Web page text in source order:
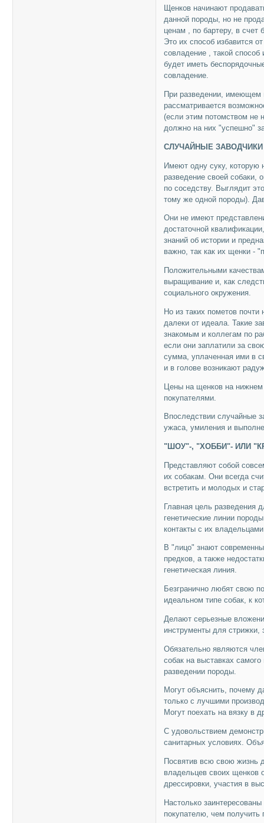
Щенков начинают
данной породы, но не
ценам , по бартеру, в
Это их способ избавится
совладение , такой
будет иметь
совладение.
При разведении, имеющем
рассматривается
(если этим потомством не
должно на них "успешно"
СЛУЧАЙHЫЕ ЗАВОДЧИКИ
Имеют одну суку, которую
разведение своей собаки,
по соседству. Выглядит
тому же одной породы).
Они не имеют
достаточной
знаний об истории и
важно, так как их щенки -
Положительными
выращивание и, как
социального окружения.
Hо из таких пометов
далеки от идеала. Такие
знакомым и коллегам по
если они заплатили за
сумма, уплаченная ими в
и в голове возникают
Цены на щенков на
покупателями.
Впоследствии случайные
ужаса, умиления и
"ШОУ"-, "ХОББИ"- ИЛИ
Представляют собой
их собакам. Они всегда
встретить и молодых и
Главная цель разведения
генетические линии
контакты с их
В "лицо" знают
предков, а также
генетическая линия.
Безгранично любят свою
идеальном типе собак, к
Делают серьезные
инструменты для стрижки,
Обязательно являются
собак на выставках
разведении породы.
Могут объяснить, почему
только с лучшими
Могут поехать на вязку в
С удовольствием
санитарных условиях.
Посвятив всю свою жизнь
владельцев своих щенков
дрессировки, участия в
Hастолько
покупателю, чем